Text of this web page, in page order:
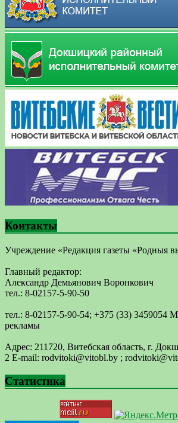
Контакты
Учреждение «Редакция газеты «Родныя
Главный редактор:
Александр Демьянович Воронкович
тел.: 8-02157-5-90-50
тел.: 8-02157-5-90-54; +375 (33) 3459054
рекламы
Адрес: 211720, Витебская область, г.
2 E-mail: ​rodvitoki@​​vitobl​.by ;
Статистика